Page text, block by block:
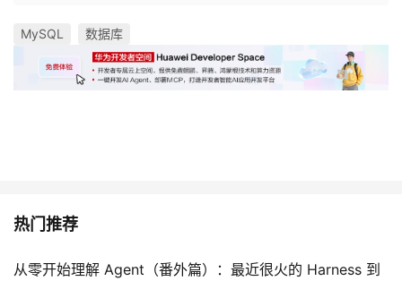
MySQL 数据库
热门推荐
从零开始理解 Agent（番外篇）：最近很火的 Harness 到